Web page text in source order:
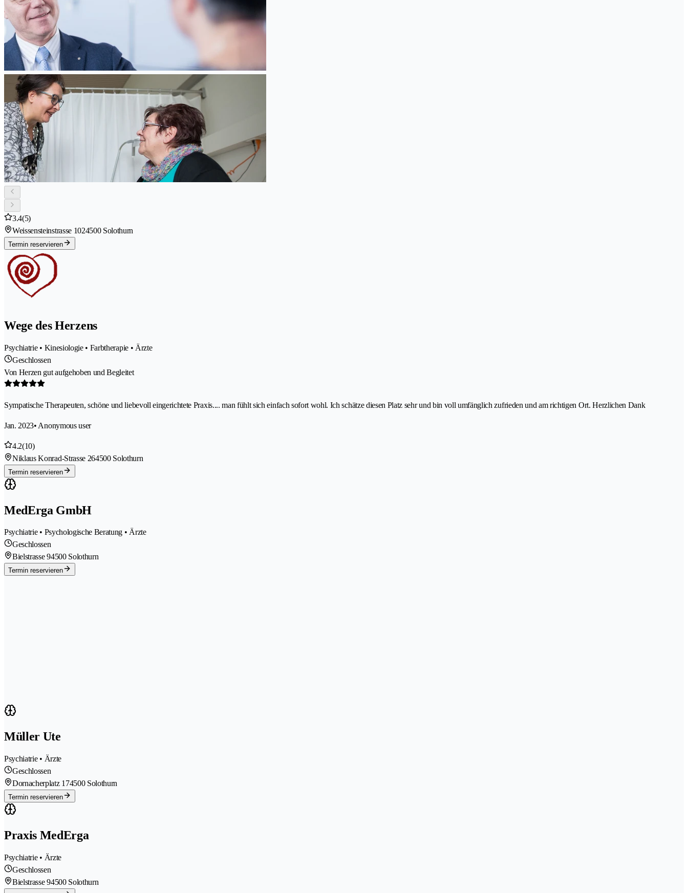
3.4(5)
Weissensteinstrasse 1024500 Solothurn
Termin reservieren
Wege des Herzens
Psychiatrie • Kinesiologie • Farbtherapie • Ärzte
Geschlossen
Von Herzen gut aufgehoben und Begleitet
Sympatische Therapeuten, schöne und liebevoll eingerichtete Praxis.... man fühlt sich einfach sofort wohl. Ich schätze diesen Platz sehr und bin voll umfänglich zufrieden und am richtigen Ort. Herzlichen Dank
Jan. 2023• Anonymous user
4.2(10)
Niklaus Konrad-Strasse 264500 Solothurn
Termin reservieren
MedErga GmbH
Psychiatrie • Psychologische Beratung • Ärzte
Geschlossen
Bielstrasse 94500 Solothurn
Termin reservieren
Müller Ute
Psychiatrie • Ärzte
Geschlossen
Dornacherplatz 174500 Solothurn
Termin reservieren
Praxis MedErga
Psychiatrie • Ärzte
Geschlossen
Bielstrasse 94500 Solothurn